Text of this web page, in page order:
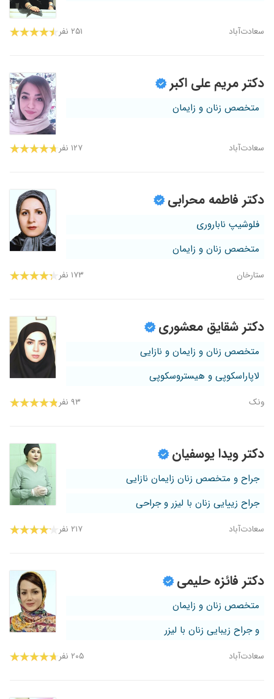
سعادت‌آباد ۲۵۱ نفر
دکتر مریم علی اکبر
متخصص زنان و زایمان
سعادت‌آباد ۱۲۷ نفر
دکتر فاطمه محرابی
فلوشیپ ناباروری
متخصص زنان و زایمان
ستارخان ۱۷۳ نفر
دکتر شقایق معشوری
متخصص زنان و زایمان و نازایی
لاپاراسکوپی و هیستروسکوپی
ونک ۹۳ نفر
دکتر ویدا یوسفیان
جراح و متخصص زنان زایمان نازایی
جراح زییایی زنان با لیزر و جراحی
سعادت‌آباد ۲۱۷ نفر
دکتر فائزه حلیمی
متخصص زنان و زایمان
و جراح زیبایی زنان با لیزر
سعادت‌آباد ۲۰۵ نفر